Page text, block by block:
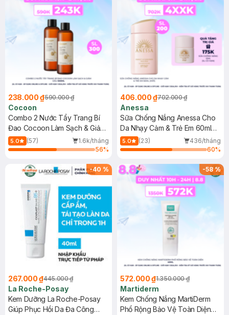
238.000 ₫590.000 ₫
Cocoon
Combo 2 Nước Tẩy Trang Bí
Đao Cocoon Làm Sạch & Giảm
Dầu 500ml
5.0 (57)
1.6k/tháng
56%
406.000 ₫702.000 ₫
Anessa
Sữa Chống Nắng Anessa Cho
Da Nhạy Cảm & Trẻ Em 60ml
(Mới)
5.0 (23)
436/tháng
60%
-40 %
267.000 ₫445.000 ₫
La Roche-Posay
Kem Dưỡng La Roche-Posay
Giúp Phục Hồi Da Đa Công
-58%
572.000 ₫1.350.000 ₫
Martiderm
Kem Chống Nắng MartiDerm
Phổ Rộng Bảo Vệ Toàn Diện